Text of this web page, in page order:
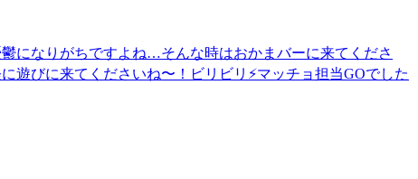
になりがちですよね…そんな時はおかまバーに来てくださ
遊びに来てくださいね〜！ビリビリ⚡️マッチョ担当GOでした